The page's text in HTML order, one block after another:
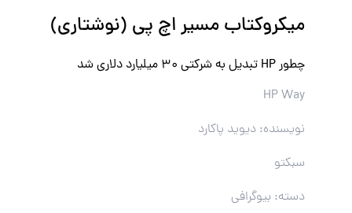
میکروکتاب مسیر اچ پی (نوشتاری)
چطور HP تبدیل به شرکتی ۳۰ میلیارد دلاری شد
HP Way
نویسنده: دیوید پاکارد
سبکتو
دسته: بیوگرافی